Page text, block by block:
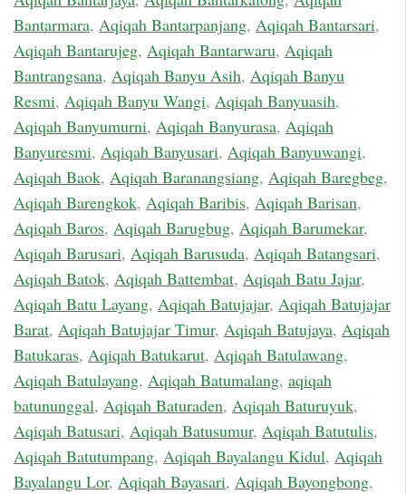
Bantarmara, Aqiqah Bantarpanjang, Aqiqah Bantarsari,
Aqiqah Bantarujeg, Aqiqah Bantarwaru, Aqiqah
Bantrangsana, Aqiqah Banyu Asih, Aqiqah Banyu
Resmi, Aqiqah Banyu Wangi, Aqiqah Banyuasih,
Aqiqah Banyumurni, Aqiqah Banyurasa, Aqiqah
Banyuresmi, Aqiqah Banyusari, Aqiqah Banyuwangi,
Aqiqah Baok, Aqiqah Baranangsiang, Aqiqah Baregbeg,
Aqiqah Barengkok, Aqiqah Baribis, Aqiqah Barisan,
Aqiqah Baros, Aqiqah Barugbug, Aqiqah Barumekar,
Aqiqah Barusari, Aqiqah Barusuda, Aqiqah Batangsari,
Aqiqah Batok, Aqiqah Battembat, Aqiqah Batu Jajar,
Aqiqah Batu Layang, Aqiqah Batujajar, Aqiqah Batujajar
Barat, Aqiqah Batujajar Timur, Aqiqah Batujaya, Aqiqah
Batukaras, Aqiqah Batukarut, Aqiqah Batulawang,
Aqiqah Batulayang, Aqiqah Batumalang, aqiqah
batununggal, Aqiqah Baturaden, Aqiqah Baturuyuk,
Aqiqah Batusari, Aqiqah Batusumur, Aqiqah Batutulis,
Aqiqah Batutumpang, Aqiqah Bayalangu Kidul, Aqiqah
Bayalangu Lor, Aqiqah Bayasari, Aqiqah Bayongbong,